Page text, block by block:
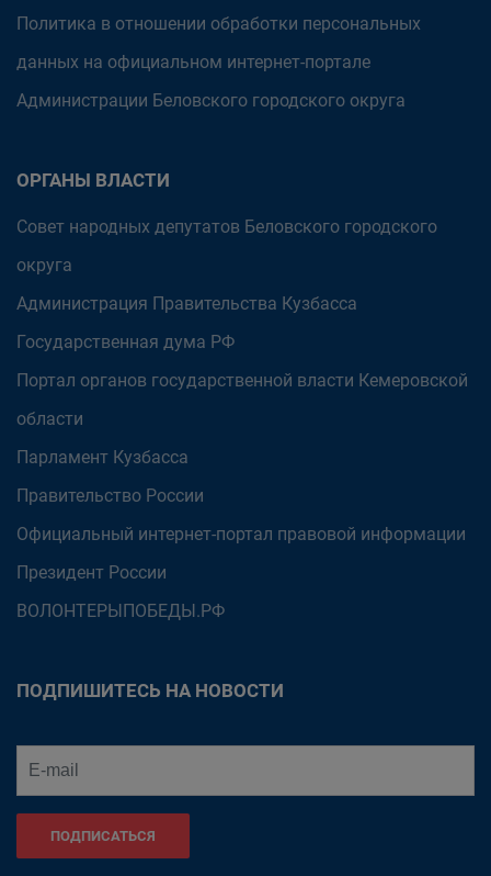
Политика в отношении обработки персональных
данных на официальном интернет-портале
Администрации Беловского городского округа
ОРГАНЫ ВЛАСТИ
Совет народных депутатов Беловского городского
округа
Администрация Правительства Кузбасса
Государственная дума РФ
Портал органов государственной власти Кемеровской
области
Парламент Кузбасса
Правительство России
Официальный интернет-портал правовой информации
Президент России
ВОЛОНТЕРЫПОБЕДЫ.РФ
ПОДПИШИТЕСЬ НА НОВОСТИ
ПОДПИСАТЬСЯ